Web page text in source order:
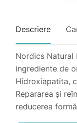
Descriere
Nordics Natural
ingrediente de
Hidroxiapatita,
Repararea și
reducerea